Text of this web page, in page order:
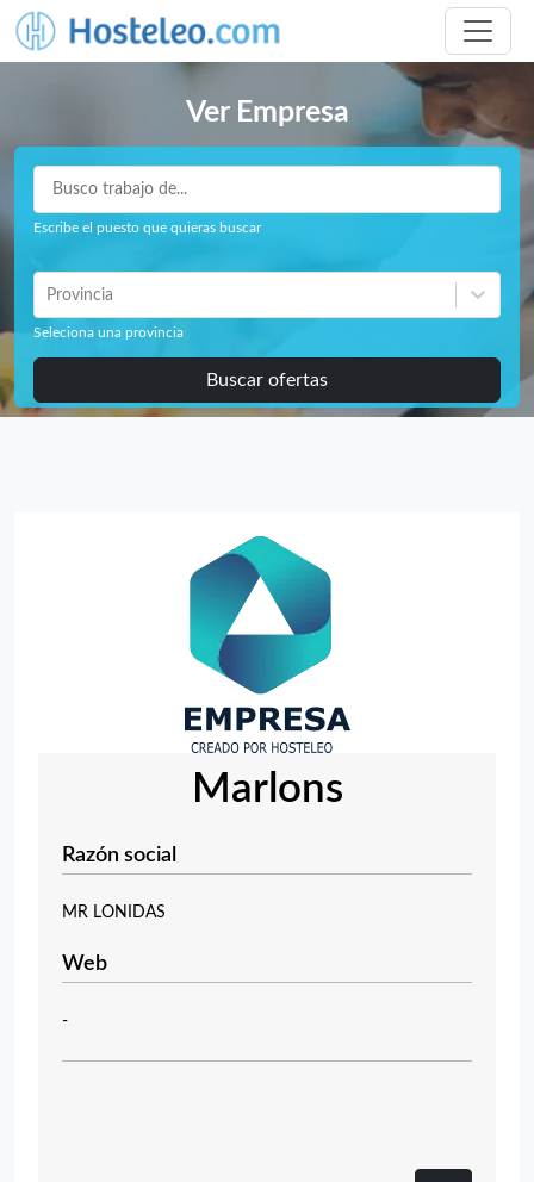
Ver Empresa
Escribe el puesto que quieras buscar
Provincia
Seleciona una provincia
Buscar ofertas
Marlons
Razón social
MR LONIDAS
Web
-